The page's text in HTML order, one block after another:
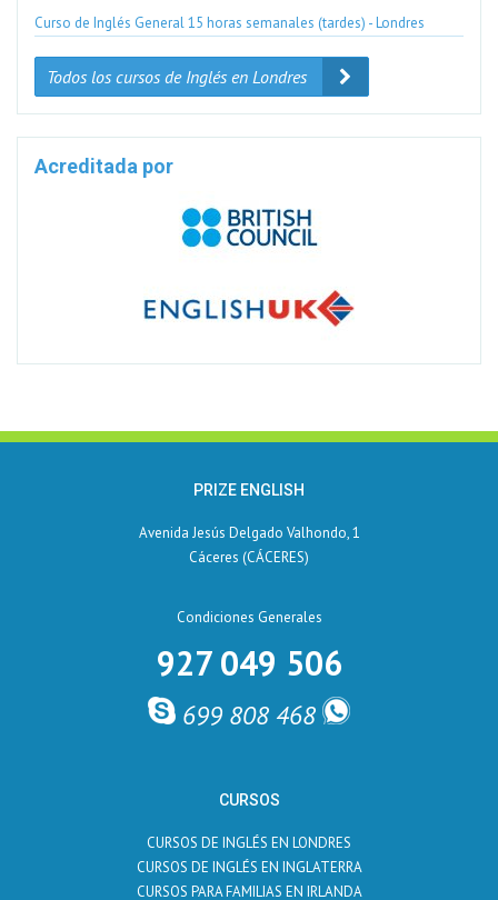
Curso de Inglés General 15 horas semanales (tardes) - Londres
Todos los cursos de Inglés en Londres
Acreditada por
PRIZE ENGLISH
Avenida Jesús Delgado Valhondo, 1
Cáceres (CÁCERES)
Condiciones Generales
927 049 506
699 808 468
CURSOS
CURSOS DE INGLÉS EN LONDRES
CURSOS DE INGLÉS EN INGLATERRA
CURSOS PARA FAMILIAS EN IRLANDA